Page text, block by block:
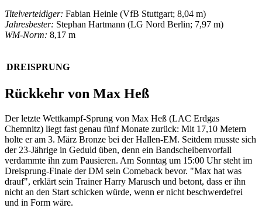
Titelverteidiger: Fabian Heinle (VfB Stuttgart; 8,04 m)
Jahresbester: Stephan Hartmann (LG Nord Berlin; 7,97 m)
WM-Norm: 8,17 m
DREISPRUNG
Rückkehr von Max Heß
Der letzte Wettkampf-Sprung von Max Heß (LAC Erdgas
Chemnitz) liegt fast genau fünf Monate zurück: Mit 17,10 Metern
holte er am 3. März Bronze bei der Hallen-EM. Seitdem musste sich
der 23-Jährige in Geduld üben, denn ein Bandscheibenvorfall
verdammte ihn zum Pausieren. Am Sonntag um 15:00 Uhr steht im
Dreisprung-Finale der DM sein Comeback bevor. "Max hat was
drauf", erklärt sein Trainer Harry Marusch und betont, dass er ihn
nicht an den Start schicken würde, wenn er nicht beschwerdefrei
und in Form wäre.